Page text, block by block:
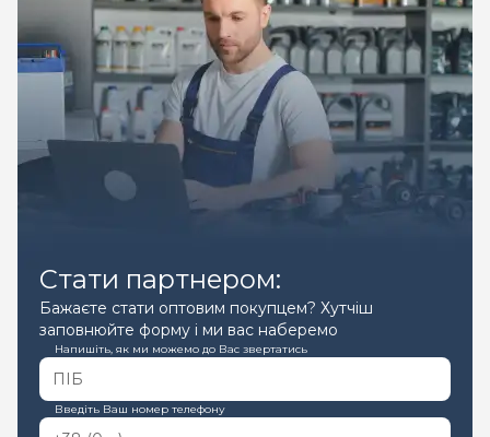
Стати партнером:
Бажаєте стати оптовим покупцем? Хутчіш
заповнюйте форму і ми вас наберемо
Напишіть, як ми можемо до Вас звертатись
Введіть Ваш номер телефону